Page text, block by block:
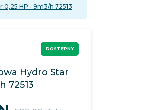
0,25 HP - 9m3/h 72513
DOSTĘPNY
Hydro Star
72513